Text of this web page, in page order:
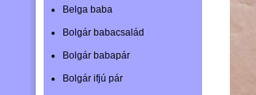
Belga baba
Bolgár babacsalád
Bolgár babapár
Bolgár ifjú pár